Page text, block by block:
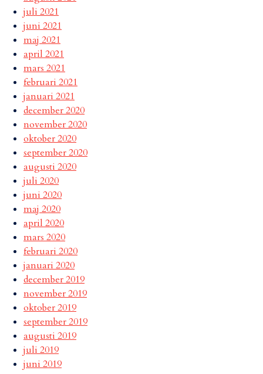
juli 2021
juni 2021
maj 2021
april 2021
mars 2021
februari 2021
januari 2021
december 2020
november 2020
oktober 2020
september 2020
augusti 2020
juli 2020
juni 2020
maj 2020
april 2020
mars 2020
februari 2020
januari 2020
december 2019
november 2019
oktober 2019
september 2019
augusti 2019
juli 2019
juni 2019